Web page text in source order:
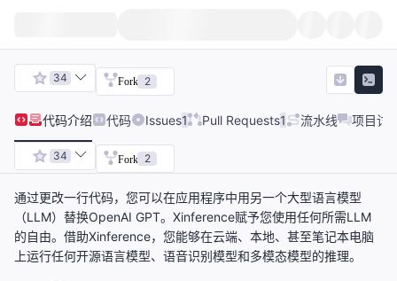
34 Fork 2
代码介绍 代码 Issues1 Pull Requests1 流水线 项目讨
34 Fork 2
通过更改一行代码，您可以在应用程序中用另一个大型语言模型
（LLM）替换OpenAI GPT。Xinference赋予您使用任何所需LLM
的自由。借助Xinference，您能够在云端、本地、甚至笔记本电脑
上运行任何开源语言模型、语音识别模型和多模态模型的推理。